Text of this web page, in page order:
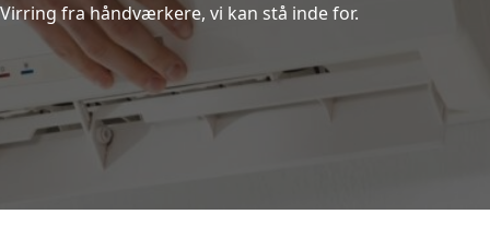
fra håndværkere, vi kan stå inde for.